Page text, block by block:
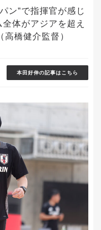
ン”で指揮官が感じ
体がアジアを超え
橋健介監督）
本田好伸の記事はこちら